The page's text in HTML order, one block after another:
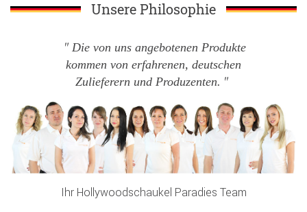
Unsere Philosophie
Die von uns angebotenen Produkte
kommen von erfahrenen, deutschen
Zulieferern und Produzenten.
Ihr Hollywoodschaukel Paradies Team